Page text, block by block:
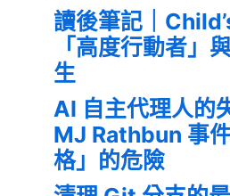
讀後筆記｜
「高度行動者」
生
AI 自主代理人的
MJ Rathbun 事
格」的危險